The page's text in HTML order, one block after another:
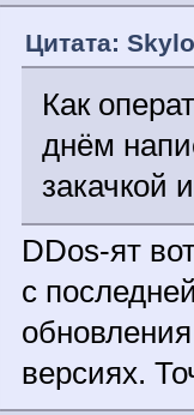
Цитата:
Как
днём
закачкой
DDos-ят
с
версиях.